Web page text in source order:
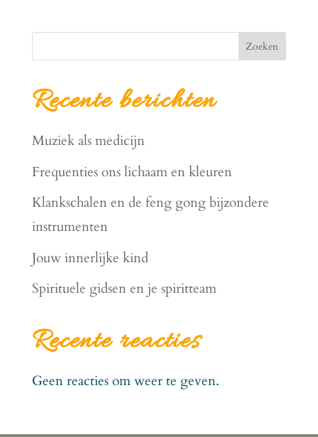
Zoeken
Recente berichten
Muziek als medicijn
Frequenties ons lichaam en kleuren
Klankschalen en de feng gong bijzondere
instrumenten
Jouw innerlijke kind
Spirituele gidsen en je spiritteam
Recente reacties
Geen reacties om weer te geven.